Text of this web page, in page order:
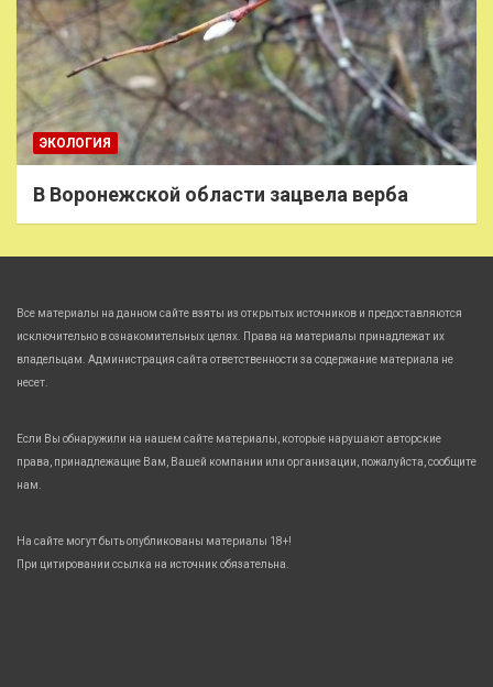
ЭКОЛОГИЯ
В Воронежской области зацвела верба
Все материалы на данном сайте взяты из открытых источников и предоставляются
исключительно в ознакомительных целях. Права на материалы принадлежат их
владельцам. Администрация сайта ответственности за содержание материала не
несет.
Если Вы обнаружили на нашем сайте материалы, которые нарушают авторские
права, принадлежащие Вам, Вашей компании или организации, пожалуйста, сообщите
нам.
На сайте могут быть опубликованы материалы 18+!
При цитировании ссылка на источник обязательна.